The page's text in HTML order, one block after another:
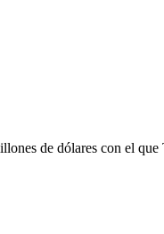
de dólares con el